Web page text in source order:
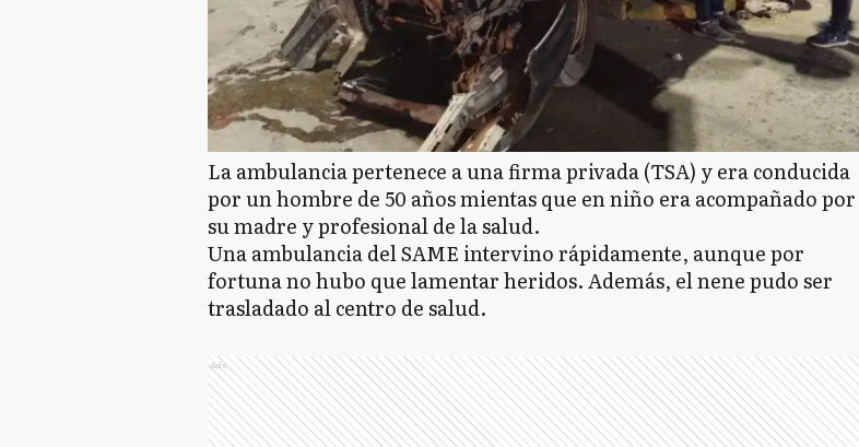
La ambulancia pertenece a una firma privada (TSA) y era conducida
por un hombre de 50 años mientas que en niño era acompañado por
su madre y profesional de la salud.
Una ambulancia del SAME intervino rápidamente, aunque por
fortuna no hubo que lamentar heridos. Además, el nene pudo ser
trasladado al centro de salud.
Ads